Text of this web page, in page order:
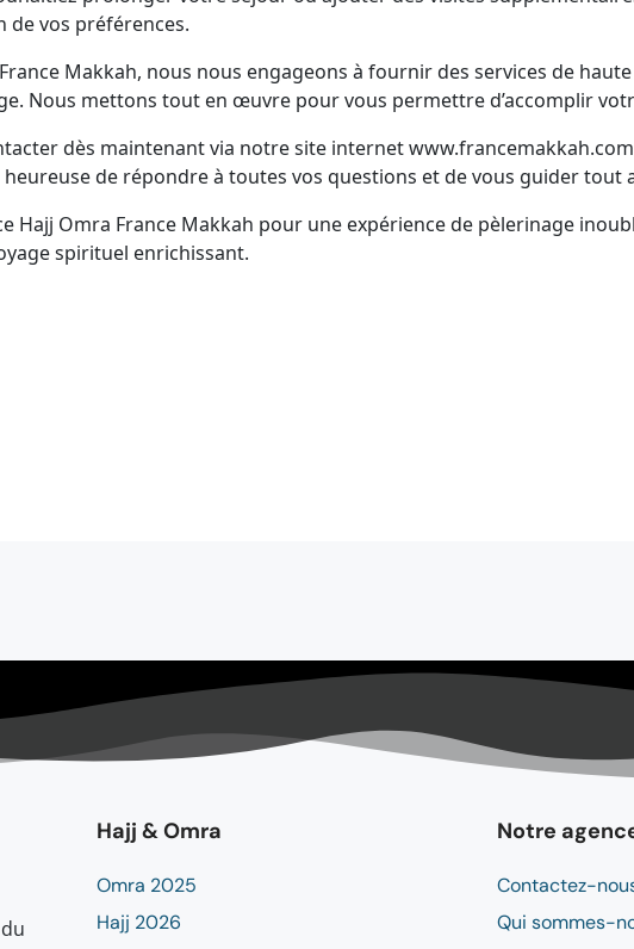
de vos préférences.
Makkah, nous nous engageons à fournir des services de
Nous mettons tout en œuvre pour vous permettre d’accomplir
dès maintenant via notre site internet
de répondre à toutes vos questions et de vous guider tout
Hajj Omra France Makkah pour une expérience de pèlerinage
spirituel enrichissant.
Hajj & Omra
Omra 2025
Hajj 2026
Notre
Contactez-
Qui sommes-